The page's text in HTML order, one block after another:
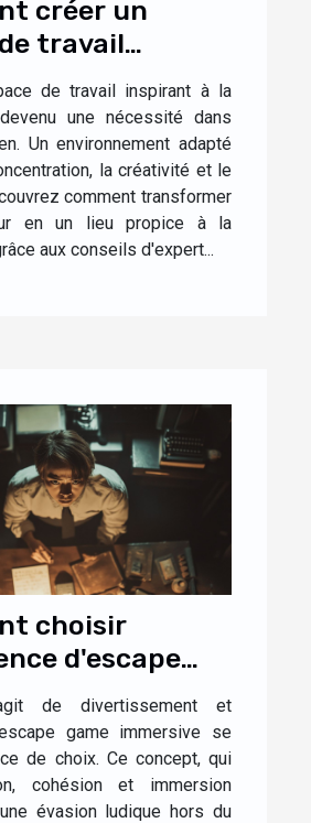
créer un
travail
à la maison
de travail inspirant à la
une nécessité dans
Un environnement adapté
la créativité et le
comment transformer
en un lieu propice à la
aux conseils d'expert...
choisir
d'escape
idéale
de divertissement et
game immersive se
de choix. Ce concept, qui
cohésion et immersion
évasion ludique hors du